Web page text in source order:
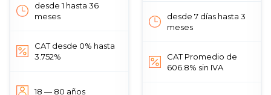
desde 1 hasta 36
meses
CAT desde 0% hasta
3.752%
18 — 80 años
desde 7 días hasta 3
meses
CAT Promedio de
606.8% sin IVA